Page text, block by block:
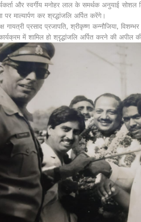
और स्वर्गीय मनोहर लाल के समर्थक अनुयाई
पर माल्यार्पण कर श्रद्धांजलि अर्पित करेंगे।
गायत्री प्रसाद प्रजापति, श्रीकृष्ण कन्नौजिया,
में शामिल हो श्रृद्धांजलि अर्पित करने की अपील